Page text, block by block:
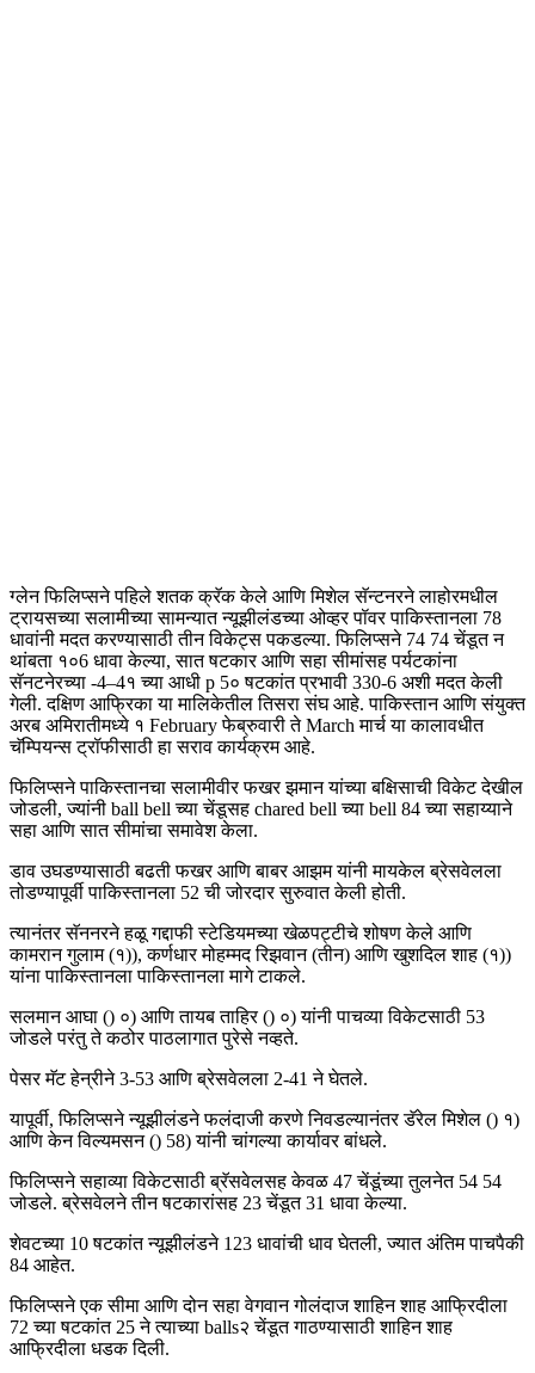
ग्लेन फिलिप्सने पहिले शतक क्रॅक केले आणि मिशेल सॅन्टनरने लाहोरमधील
ट्रायसच्या सलामीच्या सामन्यात न्यूझीलंडच्या ओव्हर पॉवर पाकिस्तानला 78
धावांनी मदत करण्यासाठी तीन विकेट्स पकडल्या. फिलिप्सने 74 74 चेंडूत न
थांबता १०6 धावा केल्या, सात षटकार आणि सहा सीमांसह पर्यटकांना
सॅनटनेरच्या -4–4१ च्या आधी p 5० षटकांत प्रभावी 330-6 अशी मदत केली
गेली. दक्षिण आफ्रिका या मालिकेतील तिसरा संघ आहे. पाकिस्तान आणि संयुक्त
अरब अमिरातीमध्ये १ February फेब्रुवारी ते March मार्च या कालावधीत
चॅम्पियन्स ट्रॉफीसाठी हा सराव कार्यक्रम आहे.
फिलिप्सने पाकिस्तानचा सलामीवीर फखर झमान यांच्या बक्षिसाची विकेट देखील
जोडली, ज्यांनी ball bell च्या चेंडूसह chared bell च्या bell 84 च्या सहाय्याने
सहा आणि सात सीमांचा समावेश केला.
डाव उघडण्यासाठी बढती फखर आणि बाबर आझम यांनी मायकेल ब्रेसवेलला
तोडण्यापूर्वी पाकिस्तानला 52 ची जोरदार सुरुवात केली होती.
त्यानंतर सॅननरने हळू गद्दाफी स्टेडियमच्या खेळपट्टीचे शोषण केले आणि
कामरान गुलाम (१)), कर्णधार मोहम्मद रिझवान (तीन) आणि खुशदिल शाह (१))
यांना पाकिस्तानला पाकिस्तानला मागे टाकले.
सलमान आघा () ०) आणि तायब ताहिर () ०) यांनी पाचव्या विकेटसाठी 53
जोडले परंतु ते कठोर पाठलागात पुरेसे नव्हते.
पेसर मॅट हेन्रीने 3-53 आणि ब्रेसवेलला 2-41 ने घेतले.
यापूर्वी, फिलिप्सने न्यूझीलंडने फलंदाजी करणे निवडल्यानंतर डॅरेल मिशेल () १)
आणि केन विल्यमसन () 58) यांनी चांगल्या कार्यावर बांधले.
फिलिप्सने सहाव्या विकेटसाठी ब्रॅसवेलसह केवळ 47 चेंडूंच्या तुलनेत 54 54
जोडले. ब्रेसवेलने तीन षटकारांसह 23 चेंडूत 31 धावा केल्या.
शेवटच्या 10 षटकांत न्यूझीलंडने 123 धावांची धाव घेतली, ज्यात अंतिम पाचपैकी
84 आहेत.
फिलिप्सने एक सीमा आणि दोन सहा वेगवान गोलंदाज शाहिन शाह आफ्रिदीला
72 च्या षटकांत 25 ने त्याच्या balls२ चेंडूत गाठण्यासाठी शाहिन शाह
आफ्रिदीला धडक दिली.